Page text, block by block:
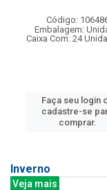
Código:
Embalagem:
Caixa Com: 24
Faça seu login
cadastre-se
comprar.
Inverno
Veja mais